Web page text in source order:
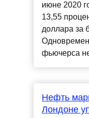
июне 2020
13,55
доллара за
фьючерса
Нефть
Лондоне